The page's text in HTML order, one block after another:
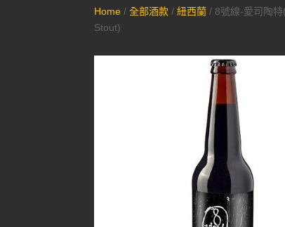
Home /全部酒款 /紐西蘭 / 8號線-愛司陶
Stout)